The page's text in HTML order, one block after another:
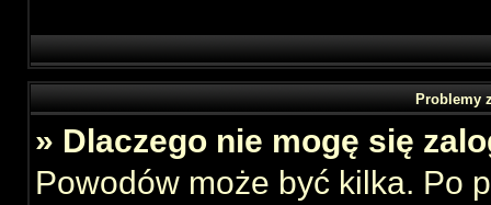
Problemy
» Dlaczego nie mogę się
Powodów może być kilka. Po